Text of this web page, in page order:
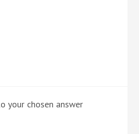
your chosen answer